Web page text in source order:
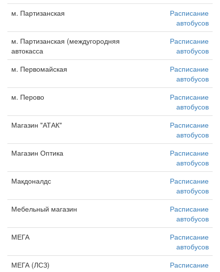
м. Партизанская
Расписание
автобусов
м. Партизанская (междугородняя
автокасса
Расписание
автобусов
м. Первомайская
Расписание
автобусов
м. Перово
Расписание
автобусов
Магазин "АТАК"
Расписание
автобусов
Магазин Оптика
Расписание
автобусов
Макдоналдс
Расписание
автобусов
Мебельный магазин
Расписание
автобусов
МЕГА
Расписание
автобусов
МЕГА (ЛСЗ)
Расписание